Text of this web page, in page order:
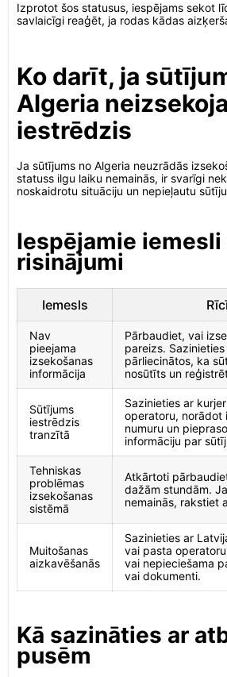
Izprotot šos statusus, iespējams sekot
savlaicīgi reaģēt, ja rodas kādas
Ko darīt, ja
Algeria
iestrēdzis
Ja sūtījums no Algeria neuzrādās
statuss ilgu laiku nemainās, ir svarīgi
noskaidrotu situāciju un nepieļautu
Iespējamie iemesli
risinājumi
Iemesls
Nav
pieejama
izsekošanas
informācija
Pārbaudiet, vai
pareizs.
pārliecinātos, ka
nosūtīts un
Sūtījums
iestrēdzis
tranzītā
Sazinieties ar
operatoru, norādot
numuru un
informāciju par
Tehniskas
problēmas
izsekošanas
sistēmā
Atkārtoti
dažām stundām.
nemainās, rakstiet
Muitošanas
aizkavēšanās
Sazinieties ar
vai pasta
vai nepieciešama
vai dokumenti.
Kā sazināties ar
pusēm